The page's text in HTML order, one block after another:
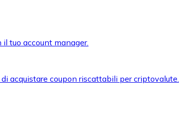
tuo account manager.
acquistare coupon riscattabili per criptovalute.